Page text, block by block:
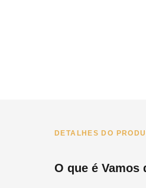
DETALHES DO
O que é Vamos